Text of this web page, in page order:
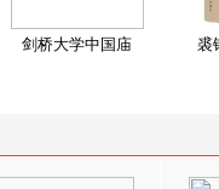
剑桥大学中国庙 裘